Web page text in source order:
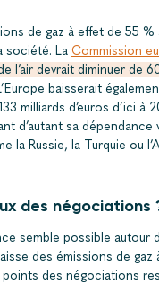
de gaz à effet de 55 %
société. La Commission
l’air devrait diminuer de
baisserait
milliards d’euros d’ici à
d’autant sa dépendance
la Russie, la Turquie ou
des négociations
semble possible autour
des émissions de gaz
points des négociations